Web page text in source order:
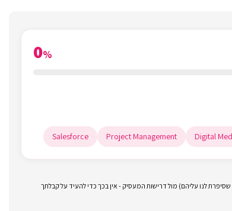
0%
Digital
Project Management
Salesforce
לנו עליהם) מול דרישות המעסיק - אין בכך כדי להעיד על קבלתך